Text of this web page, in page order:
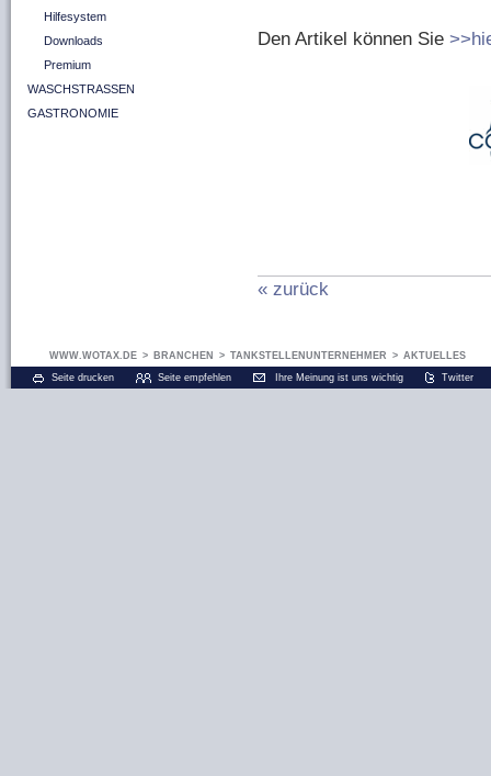
Hilfesystem
Downloads
Premium
WASCHSTRASSEN
GASTRONOMIE
Den Artikel können Sie
« zurück
WWW.WOTAX.DE > BRANCHEN > TANKSTELLENUNTERNEHMER > AKTUELLES
Seite drucken
Seite empfehlen Ihre Meinung ist uns wichtig Twitter